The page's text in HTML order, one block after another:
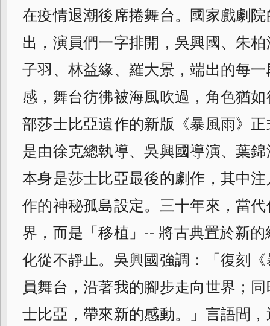
在疫情退潮後席捲舞台。國家戲劇
出，演員們一字排開，吳興國、朱
子羽、林益緣、羅大景，端出的每
感，舞台彷彿被海風吹過，角色猶
部莎士比亞遺作的新版《暴風雨》
是由徐克總執導、吳興國導演、葉
本身是莎士比亞最後的劇作，其中
作的神秘孤島設定。三十年來，當
界，而是「移植」-- 將古典置於新
化從不靜止。吳興國強調：「復刻
員舞台，沿著我的腳步走向世界；
士比亞，帶來新的感動。」言語間